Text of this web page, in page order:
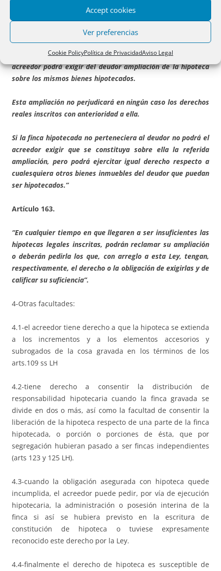
Accept cookies
Ver preferencias
Cookie PolicyPolítica de PrivacidadAviso Legal
Artículo 115.
“Para asegurar los intereses vencidos y no satisfechos que
no estuvieren garantizados conforme alartículo anterior
acreedor podrá exigir del deudor ampliación de la hipoteca
sobre los mismos bienes hipotecados.
Esta ampliación no perjudicará en ningún caso los derechos
reales inscritos con anterioridad a ella.
Si la finca hipotecada no perteneciera al deudor no podrá el
acreedor exigir que se constituya sobre ella la referida
ampliación, pero podrá ejercitar igual derecho respecto a
cualesquiera otros bienes inmuebles del deudor que puedan
ser hipotecados.”
Artículo 163.
“En cualquier tiempo en que llegaren a ser insuficientes las
hipotecas legales inscritas, podrán reclamar su ampliación
o deberán pedirla los que, con arreglo a esta Ley, tengan,
respectivamente, el derecho o la obligación de exigirlas y de
calificar su suficiencia”.
4-Otras facultades:
4.1-el acreedor tiene derecho a que la hipoteca se extienda
a los incrementos y a los elementos accesorios y
subrogados de la cosa gravada en los términos de los
arts.109 ss LH
4.2-tiene derecho a consentir la distribución de
responsabilidad hipotecaria cuando la finca gravada se
divide en dos o más, así como la facultad de consentir la
liberación de la hipoteca respecto de una parte de la finca
hipotecada, o porción o porciones de ésta, que por
segregación hubieran pasado a ser fincas independientes
(arts 123 y 125 LH).
4.3-cuando la obligación asegurada con hipoteca quede
incumplida, el acreedor puede pedir, por vía de ejecución
hipotecaria, la administración o posesión interina de la
finca si así se hubiera previsto en la escritura de
constitución de hipoteca o tuviese expresamente
reconocido este derecho por la Ley.
4.4-finalmente el derecho de hipoteca es susceptible de